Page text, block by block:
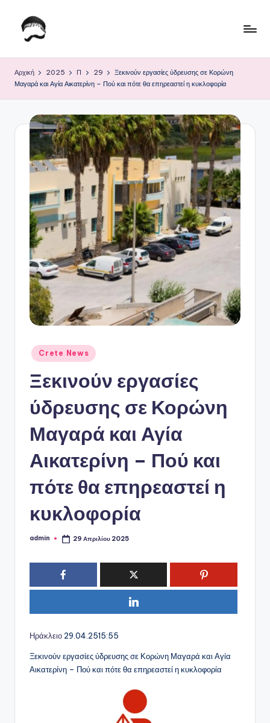
Μετάβαση
ο
Κ
P
o
Αρχική 2025 Π 29
Ξεκινούν εργασίες ύδρευσης σε Κορώνη
Μαγαρά και Αγία Αικατερίνη – Πού και πότε θα επηρεαστεί η κυκλοφορία
Αναρτήθηκε
σε
Crete News
Ξεκινούν εργασίες
ύδρευσης σε Κορώνη
Μαγαρά και Αγία
Αικατερίνη – Πού και
πότε θα επηρεαστεί η
κυκλοφορία
Συγγραφέας:
admin 29 Απριλίου 2025
Ηράκλειο 29.04.2515:55
Ξεκινούν εργασίες ύδρευσης σε Κορώνη Μαγαρά και Αγία
Αικατερίνη – Πού και πότε θα επηρεαστεί η κυκλοφορία